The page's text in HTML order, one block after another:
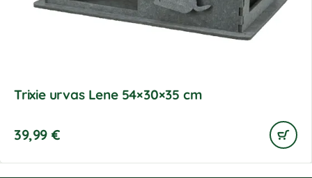
Trixie urvas Lene 54×30×35 cm
39,99 €